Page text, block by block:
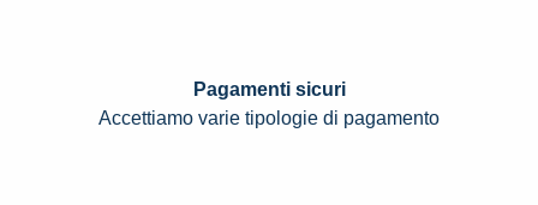
Pagamenti sicuri
Accettiamo varie tipologie di pagamento